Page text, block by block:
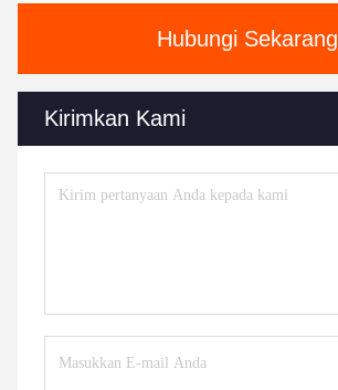
Hubungi Sekarang
Kirimkan Kami